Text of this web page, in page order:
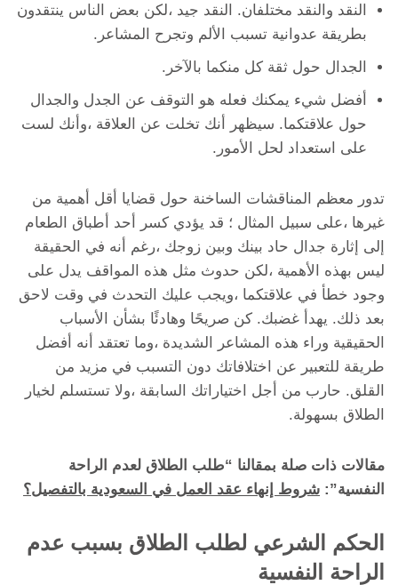
النقد والنقد مختلفان. النقد جيد ،لكن بعض الناس ينتقدون
بطريقة عدوانية تسبب الألم وتجرح المشاعر.
الجدال حول ثقة كل منكما بالآخر.
أفضل شيء يمكنك فعله هو التوقف عن الجدل والجدال
حول علاقتكما. سيظهر أنك تخلت عن العلاقة ،وأنك لست
على استعداد لحل الأمور.
تدور معظم المناقشات الساخنة حول قضايا أقل أهمية من
غيرها ،على سبيل المثال ؛ قد يؤدي كسر أحد أطباق الطعام
إلى إثارة جدال حاد بينك وبين زوجك ،رغم أنه في الحقيقة
ليس بهذه الأهمية ،لكن حدوث مثل هذه المواقف يدل على
وجود خطأ في علاقتكما ،ويجب عليك التحدث في وقت لاحق
بعد ذلك. يهدأ غضبك. كن صريحًا وهادئًا بشأن الأسباب
الحقيقية وراء هذه المشاعر الشديدة ،وما تعتقد أنه أفضل
طريقة للتعبير عن اختلافاتك دون التسبب في مزيد من
القلق. حارب من أجل اختياراتك السابقة ،ولا تستسلم لخيار
الطلاق بسهولة.
مقالات ذات صلة بمقالنا “طلب الطلاق لعدم الراحة
النفسية”: شروط إنهاء عقد العمل في السعودية بالتفصيل؟
الحكم الشرعي لطلب الطلاق بسبب عدم
الراحة النفسية